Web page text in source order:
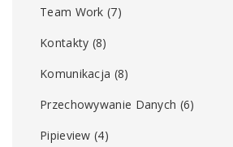
Team Work (7)
Kontakty (8)
Komunikacja (8)
Przechowywanie Danych (6)
Pipieview (4)